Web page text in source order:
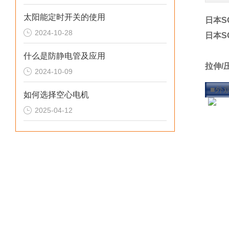
太阳能定时开关的使用
2024-10-28
什么是防静电管及应用
2024-10-09
如何选择空心电机
2025-04-12
日本
日本
拉伸/
称重
■外